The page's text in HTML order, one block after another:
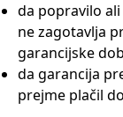
da popravilo
ne zagotavlja
garancijske
da garancija
prejme plačil